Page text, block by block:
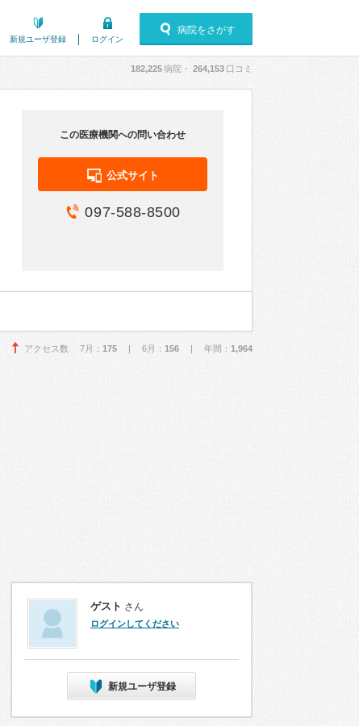
新規ユーザ登録 ログイン
病院をさがす
182,225病院・ 264,153 口コミ
この医療機関への問い合わせ
公式サイト
097-588-8500
アクセス数 7月： 175 | 6月： 156 | 年間： 1,964
ゲスト さん
ログインしてください
新規ユーザ登録